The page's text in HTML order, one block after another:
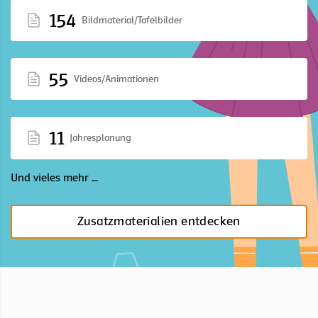
154 Bildmaterial/Tafelbilder
55 Videos/Animationen
11 Jahresplanung
Und vieles mehr ...
Zusatzmaterialien entdecken